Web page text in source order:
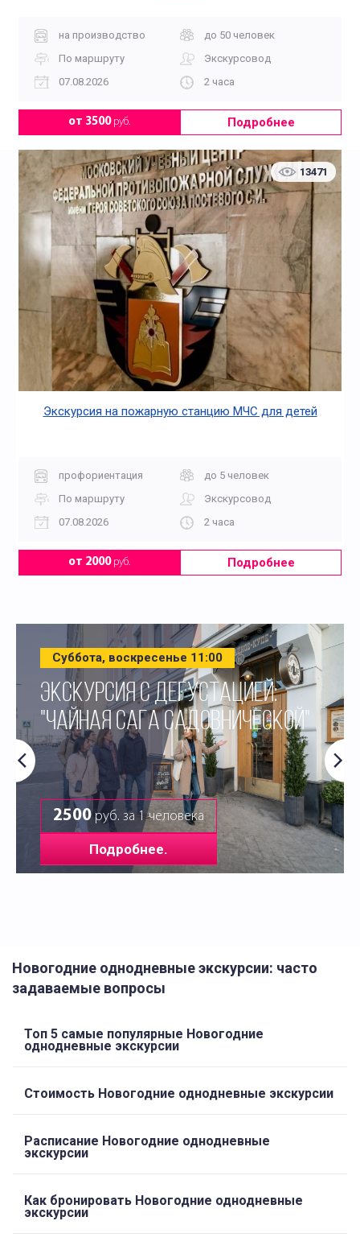
на производство
до 50 человек
По маршруту
Экскурсовод
07.08.2026
2 часа
от 3500руб. Подробнее
13471
Экскурсия на пожарную станцию МЧС для детей
профориентация
до 5 человек
По маршруту
Экскурсовод
07.08.2026
2 часа
от 2000руб. Подробнее
Суббота, воскресенье 11:00
ЭКСКУРСИЯ С ДЕГУСТАЦИЕЙ:
"ЧАЙНАЯ САГА САДОВНИЧЕСКОЙ"
2500руб. за 1 человека
Подробнее.
Новогодние однодневные экскурсии: часто
задаваемые вопросы
Топ 5 самые популярные Новогодние
однодневные экскурсии
Стоимость Новогодние однодневные экскурсии
Расписание Новогодние однодневные
экскурсии
Как бронировать Новогодние однодневные
экскурсии